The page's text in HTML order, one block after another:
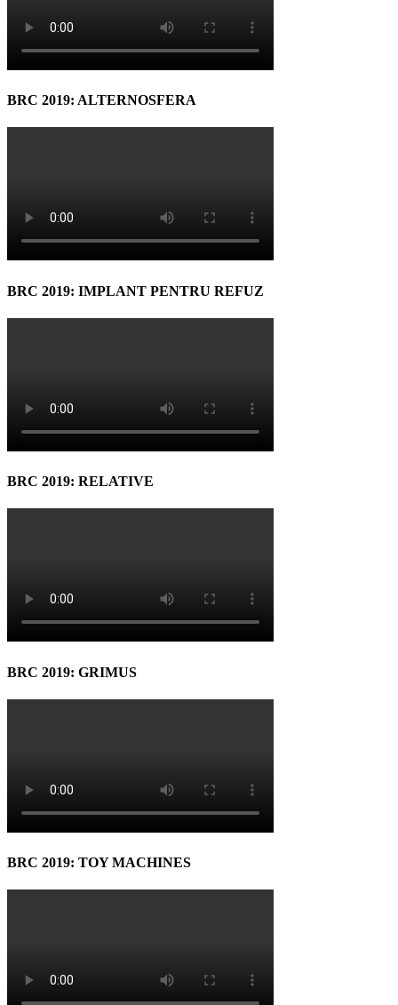
BRC 2019: ALTERNOSFERA
BRC 2019: IMPLANT PENTRU REFUZ
BRC 2019: RELATIVE
BRC 2019: GRIMUS
BRC 2019: TOY MACHINES